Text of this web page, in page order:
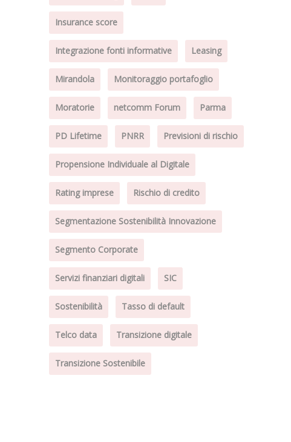
Insurance score
Integrazione fonti informative Leasing
Mirandola Monitoraggio portafoglio
Moratorie netcomm Forum Parma
PD Lifetime PNRR Previsioni di rischio
Propensione Individuale al Digitale
Rating imprese Rischio di credito
Segmentazione Sostenibilità Innovazione
Segmento Corporate
Servizi finanziari digitali SIC
Sostenibilità Tasso di default
Telco data Transizione digitale
Transizione Sostenibile